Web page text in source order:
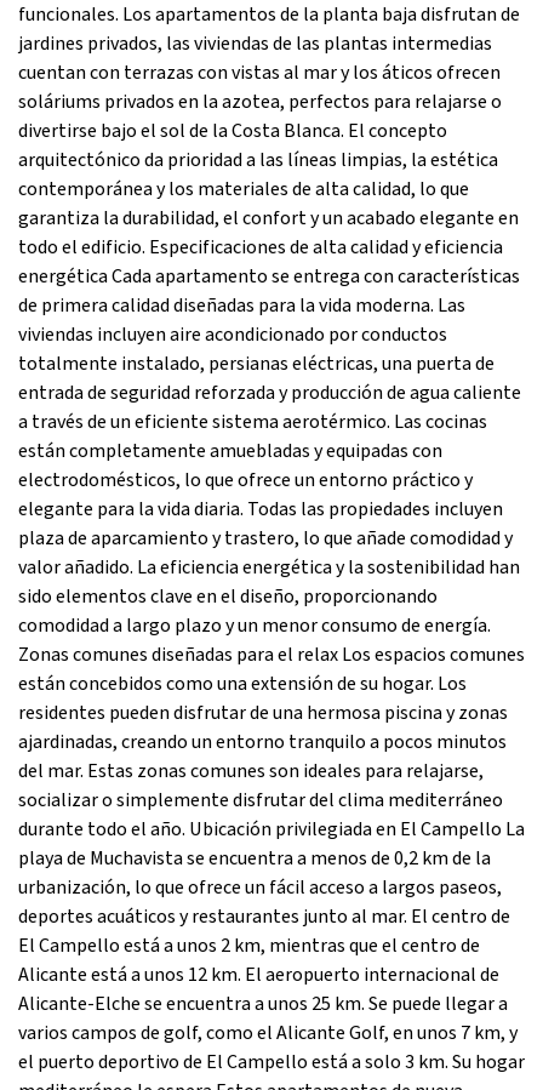
funcionales. Los apartamentos de la planta baja disfrutan de
jardines privados, las viviendas de las plantas intermedias
cuentan con terrazas con vistas al mar y los áticos ofrecen
soláriums privados en la azotea, perfectos para relajarse o
divertirse bajo el sol de la Costa Blanca. El concepto
arquitectónico da prioridad a las líneas limpias, la estética
contemporánea y los materiales de alta calidad, lo que
garantiza la durabilidad, el confort y un acabado elegante en
todo el edificio. Especificaciones de alta calidad y eficiencia
energética Cada apartamento se entrega con características
de primera calidad diseñadas para la vida moderna. Las
viviendas incluyen aire acondicionado por conductos
totalmente instalado, persianas eléctricas, una puerta de
entrada de seguridad reforzada y producción de agua caliente
a través de un eficiente sistema aerotérmico. Las cocinas
están completamente amuebladas y equipadas con
electrodomésticos, lo que ofrece un entorno práctico y
elegante para la vida diaria. Todas las propiedades incluyen
plaza de aparcamiento y trastero, lo que añade comodidad y
valor añadido. La eficiencia energética y la sostenibilidad han
sido elementos clave en el diseño, proporcionando
comodidad a largo plazo y un menor consumo de energía.
Zonas comunes diseñadas para el relax Los espacios comunes
están concebidos como una extensión de su hogar. Los
residentes pueden disfrutar de una hermosa piscina y zonas
ajardinadas, creando un entorno tranquilo a pocos minutos
del mar. Estas zonas comunes son ideales para relajarse,
socializar o simplemente disfrutar del clima mediterráneo
durante todo el año. Ubicación privilegiada en El Campello La
playa de Muchavista se encuentra a menos de 0,2 km de la
urbanización, lo que ofrece un fácil acceso a largos paseos,
deportes acuáticos y restaurantes junto al mar. El centro de
El Campello está a unos 2 km, mientras que el centro de
Alicante está a unos 12 km. El aeropuerto internacional de
Alicante-Elche se encuentra a unos 25 km. Se puede llegar a
varios campos de golf, como el Alicante Golf, en unos 7 km, y
el puerto deportivo de El Campello está a solo 3 km. Su hogar